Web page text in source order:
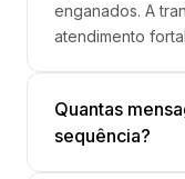
enganados. A
atendimento
Quantas
sequência?